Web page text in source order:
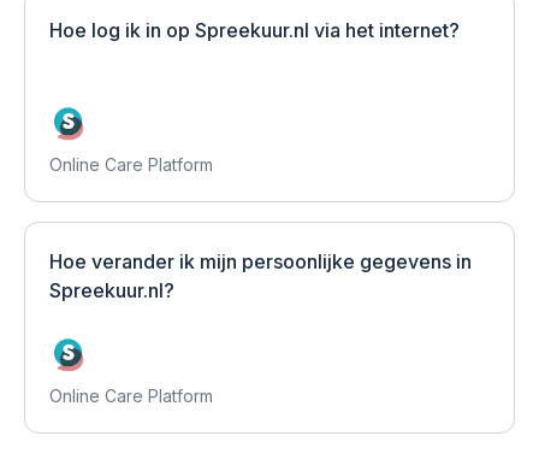
Hoe log ik in op Spreekuur.nl via het internet?
Online Care Platform
Hoe verander ik mijn persoonlijke gegevens in
Spreekuur.nl?
Online Care Platform